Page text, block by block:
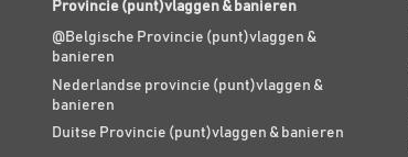
Provincie (punt)vlaggen & banieren
@Belgische Provincie (punt)vlaggen &
banieren
Nederlandse provincie (punt)vlaggen &
banieren
Duitse Provincie (punt)vlaggen & banieren